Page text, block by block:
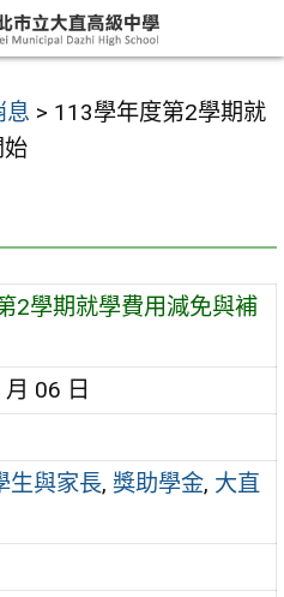
息 > 113學年度第2學期就
始
2學期就學費用減免與補
06 日
生與家長,獎助學金, 大直